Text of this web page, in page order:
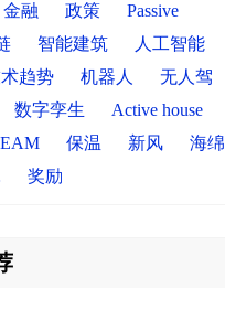
金融 政策
Passive
智能建筑
人工智能
趋势 机器人
无人驾
数字孪生
Active house
保温 新风
海绵
奖励